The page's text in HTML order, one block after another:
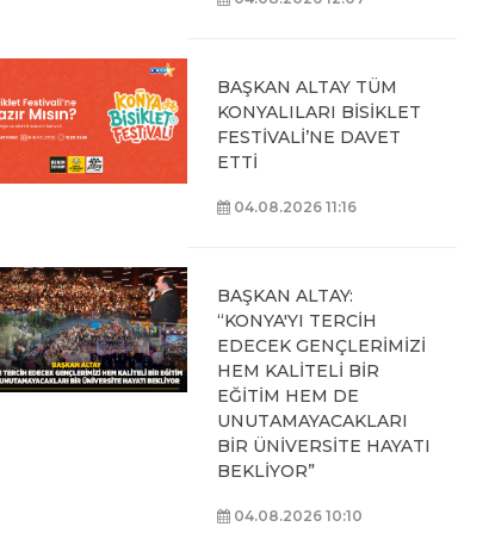
BAŞKAN ALTAY TÜM
KONYALILARI BİSİKLET
FESTİVALİ’NE DAVET
ETTİ
04.08.2026 11:16
BAŞKAN ALTAY:
“KONYA'YI TERCİH
EDECEK GENÇLERİMİZİ
HEM KALİTELİ BİR
EĞİTİM HEM DE
UNUTAMAYACAKLARI
BİR ÜNİVERSİTE HAYATI
BEKLİYOR”
04.08.2026 10:10